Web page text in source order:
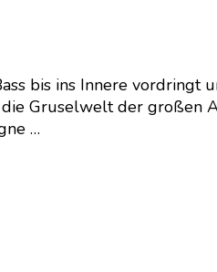
bis ins Innere
Gruselwelt der
…